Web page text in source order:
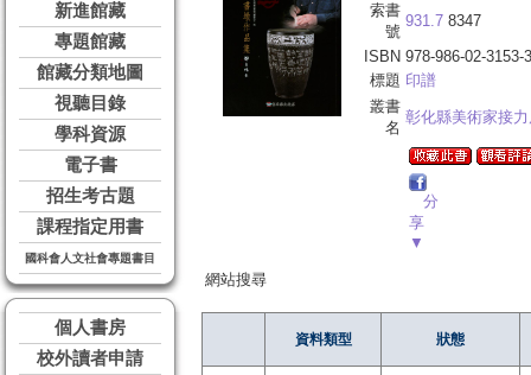
新進館藏
專題館藏
館藏分類地圖
視聽目錄
學科資源
電子書
招生考古題
課程指定用書
國科會人文社會專題書目
個人書房
校外讀者申請
索書
號
931.7 8347
ISBN 978-986-02-3153-3
標題 印譜
叢書
名
彰化縣美術家接
分
享
▼
網站搜尋
資料類型 狀態